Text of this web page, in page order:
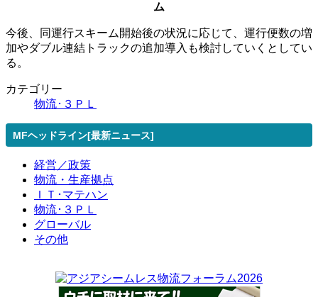
ム
今後、同運行スキーム開始後の状況に応じて、運行便数の増
加やダブル連結トラックの追加導入も検討していくとしてい
る。
カテゴリー
物流･３ＰＬ
MFヘッドライン[最新ニュース]
経営／政策
物流・生産拠点
ＩＴ･マテハン
物流･３ＰＬ
グローバル
その他